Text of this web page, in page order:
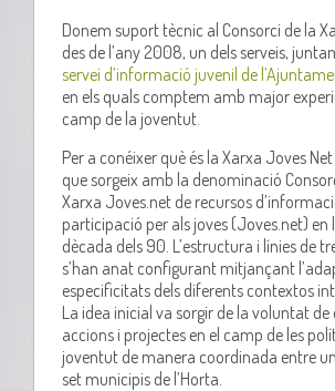
Donem suport tècnic al Consorci de la
des de l’any 2008, un dels serveis,
servei d’informació juvenil de
en els quals comptem amb major
camp de la joventut.
Per a conéixer què és la Xarxa Joves
que sorgeix amb la denominació
Xarxa Joves.net de recursos
participació per als joves (Joves.net) en
dècada dels 90. L’estructura i línies de
s’han anat configurant mitjançant
especificitats dels diferents contextos
La idea inicial va sorgir de la voluntat
accions i projectes en el camp de les
joventut de manera coordinada entre
set municipis de l’Horta.